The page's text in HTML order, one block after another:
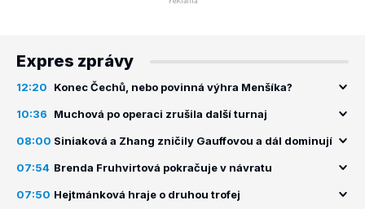
Expres zprávy
12:20 Konec Čechů, nebo povinná výhra Menšíka?
10:36 Muchová po operaci zrušila další turnaj
08:00 Siniaková a Zhang zničily Gauffovou a dál dominují
07:54 Brenda Fruhvirtová pokračuje v návratu
07:50 Hejtmánková hraje o druhou trofej